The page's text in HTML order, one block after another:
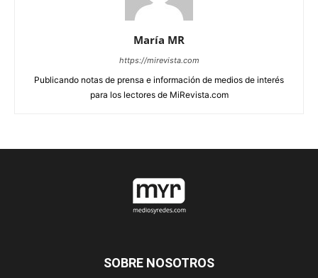
María MR
https://mirevista.com
Publicando notas de prensa e información de medios de interés
para los lectores de MiRevista.com
SOBRE NOSOTROS